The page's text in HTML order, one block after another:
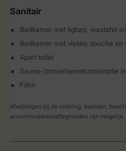
Sanitair
Badkamer met ligbad, wastafel
Badkamer met vlakke douche en
Apart toilet
Sauna-/zonnehemelcombinatie
Föhn
Afwijkingen bij de indeling, beelden,
accommodatieplattegronden zijn mogelijk.